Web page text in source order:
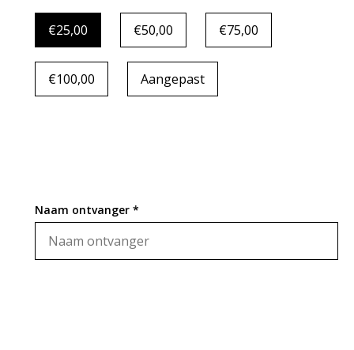
€25,00 €50,00 €75,00
€100,00 Aangepast
Naam ontvanger *